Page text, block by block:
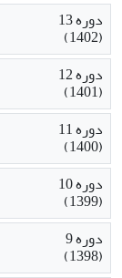
دوره 13
(1402)
دوره 12
(1401)
دوره 11
(1400)
دوره 10
(1399)
دوره 9
(1398)